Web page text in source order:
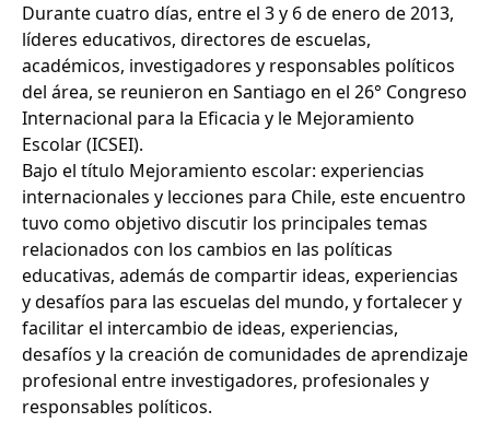
Durante cuatro días, entre el 3 y 6 de enero de 2013,
líderes educativos, directores de escuelas,
académicos, investigadores y responsables políticos
del área, se reunieron en Santiago en el 26° Congreso
Internacional para la Eficacia y le Mejoramiento
Escolar (ICSEI).
Bajo el título Mejoramiento escolar: experiencias
internacionales y lecciones para Chile, este encuentro
tuvo como objetivo discutir los principales temas
relacionados con los cambios en las políticas
educativas, además de compartir ideas, experiencias
y desafíos para las escuelas del mundo, y fortalecer y
facilitar el intercambio de ideas, experiencias,
desafíos y la creación de comunidades de aprendizaje
profesional entre investigadores, profesionales y
responsables políticos.